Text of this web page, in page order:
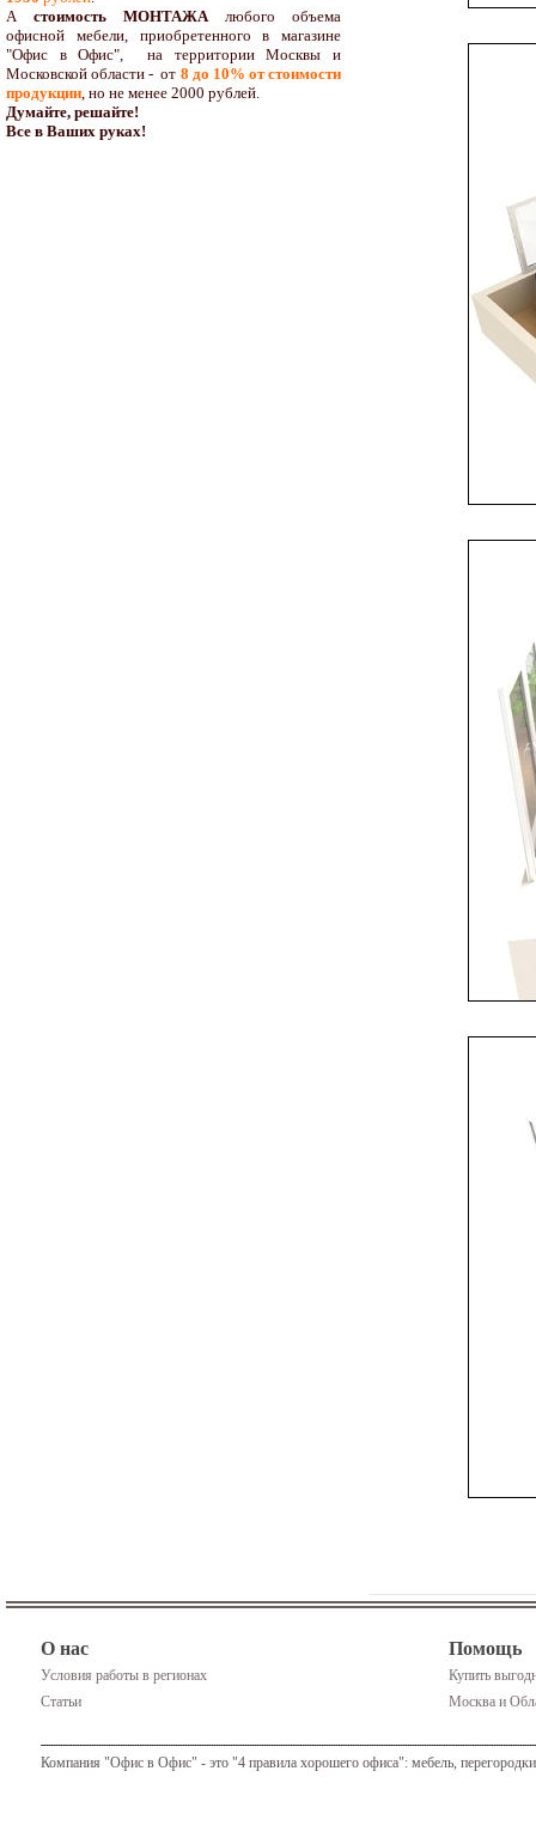
А стоимость МОНТАЖАлюбого объема
офисной мебели, приобретенного в магазине
"Офис в Офис", на территории Москвы и
Московской области - от 8 до 10% от стоимости
продукции, но не менее 2000 рублей.
Думайте, решайте!
Все в Ваших руках!
О нас
Условия работы в регионах
Статьи
Помощь
Купить
Москва и
Компания "Офис в Офис" - это "4 правила хорошего офиса": мебель,